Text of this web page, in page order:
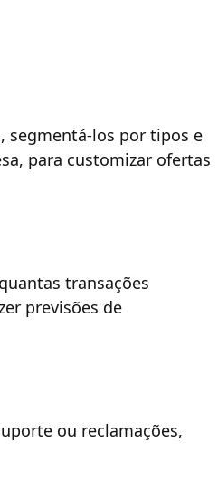
segmentá-los por tipos e
para customizar ofertas
transações
previsões de
ou reclamações,